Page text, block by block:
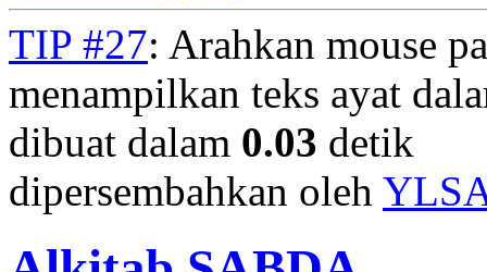
TIP #27: Arahkan mouse
menampilkan teks ayat
dibuat dalam 0.03 detik
dipersembahkan oleh